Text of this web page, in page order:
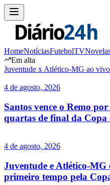
HomeNotíciasFutebolTV
Em alta
Juventude x Atlético-MG ao vivo
4 de agosto, 2026
Santos vence o Remo
quartas de final da Copa
4 de agosto, 2026
Juventude e Atlético-MG
primeiro tempo pela